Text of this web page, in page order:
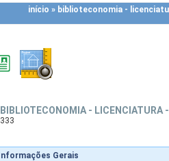
início » biblioteconomia -
BIBLIOTECONOMIA - LICENCIATURA
333
Informações Gerais